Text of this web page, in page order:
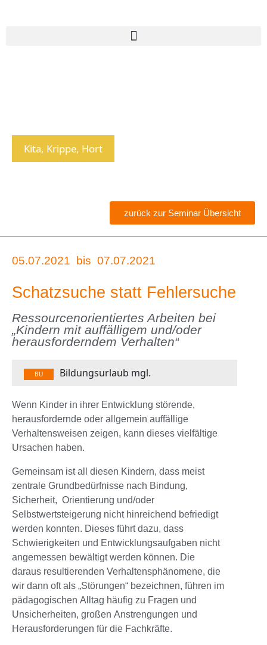
Kita, Krippe, Hort
zurück zur Seminar Übersicht
05.07.2021 bis 07.07.2021
Schatzsuche statt Fehlersuche
Ressourcenorientiertes Arbeiten bei
„Kindern mit auffälligem und/oder
herausforderndem Verhalten“
BU Bildungsurlaub mgl.
Wenn Kinder in ihrer Entwicklung störende,
herausfordernde oder allgemein auffällige
Verhaltensweisen zeigen, kann dieses vielfältige
Ursachen haben.
Gemeinsam ist all diesen Kindern, dass meist
zentrale Grundbedürfnisse nach Bindung,
Sicherheit, Orientierung und/oder
Selbstwertsteigerung nicht hinreichend befriedigt
werden konnten. Dieses führt dazu, dass
Schwierigkeiten und Entwicklungsaufgaben nicht
angemessen bewältigt werden können. Die
daraus resultierenden Verhaltensphänomene, die
wir dann oft als „Störungen“ bezeichnen, führen im
pädagogischen Alltag häufig zu Fragen und
Unsicherheiten, großen Anstrengungen und
Herausforderungen für die Fachkräfte.